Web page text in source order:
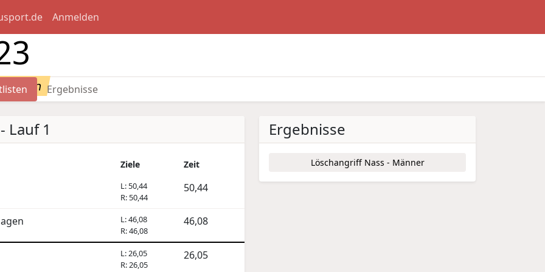
Anmelden
Ergebnisse
Lauf 1
Ziele Zeit
L: 50,44
R: 50,44
50,44
L: 46,08
R: 46,08
46,08
L: 26,05
R: 26,05
26,05
Ergebnisse
Löschangriff Nass - Männer